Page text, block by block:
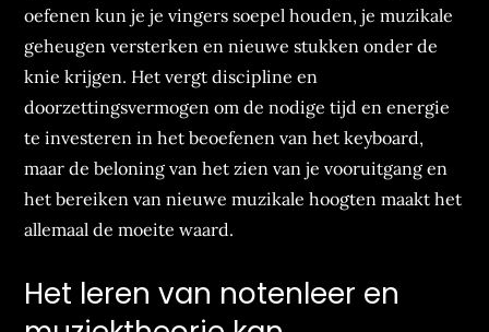
oefenen kun je je vingers soepel houden, je muzikale
geheugen versterken en nieuwe stukken onder de
knie krijgen. Het vergt discipline en
doorzettingsvermogen om de nodige tijd en energie
te investeren in het beoefenen van het keyboard,
maar de beloning van het zien van je vooruitgang en
het bereiken van nieuwe muzikale hoogten maakt het
allemaal de moeite waard.
Het leren van notenleer en